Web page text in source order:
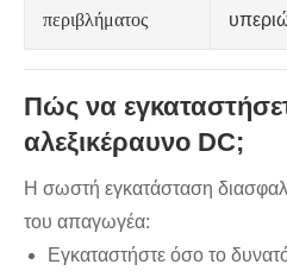
περιβλήματος
Πώς να
αλεξικέραυνο DC;
Η σωστή εγκατάσταση
του απαγωγέα:
Εγκαταστήστε όσο το